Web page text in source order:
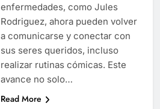
enfermedades, como Jules
Rodriguez, ahora pueden volver
a comunicarse y conectar con
sus seres queridos, incluso
realizar rutinas cómicas. Este
avance no solo…
Read More